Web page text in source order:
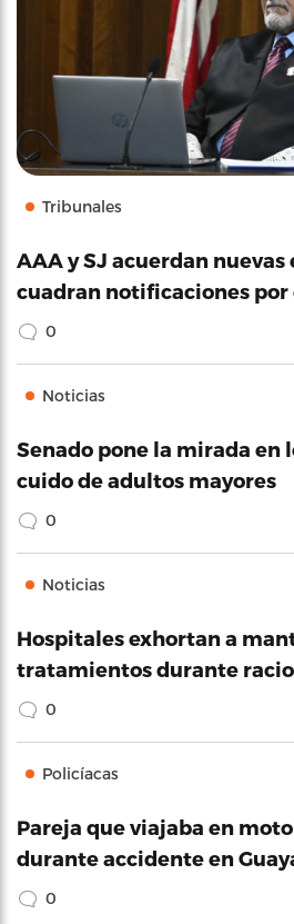
Tribunales
AAA y SJ acuerdan
cuadran notificaciones por
0
Noticias
Senado pone la mirada en
cuido de adultos mayores
0
Noticias
Hospitales exhortan a
tratamientos durante
0
Policíacas
Pareja que viajaba en
durante accidente en
0